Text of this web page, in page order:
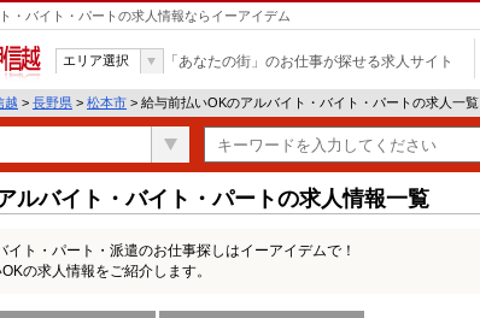
・バイト・パートの求人情報ならイーアイデム
越
エリア選択 「あなたの街」のお仕事が探せる求人サイト
越 > 長野県 > 松本市 > 給与前払いOKのアルバイト・バイト・パートの求人一覧
ルバイト・バイト・パートの求人情報一覧
ト・パート・派遣のお仕事探しはイーアイデムで！
の求人情報をご紹介します。